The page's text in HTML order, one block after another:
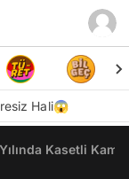
Hali😱
Kasetli